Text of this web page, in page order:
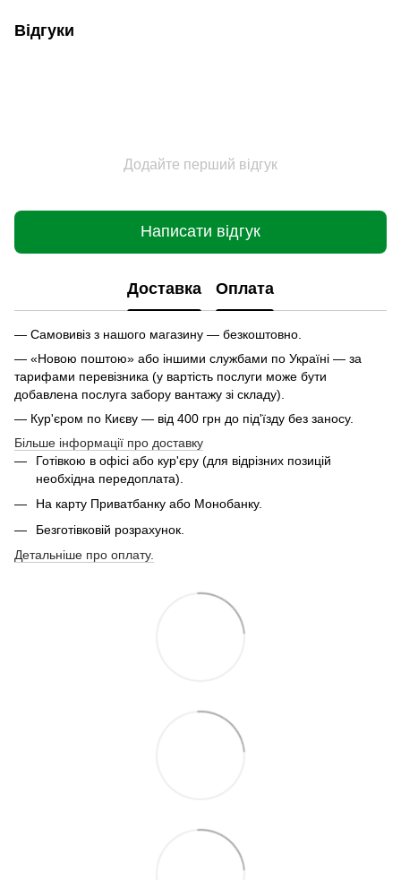
Відгуки
Додайте перший відгук
Написати відгук
Доставка Оплата
— Самовивіз з нашого магазину — безкоштовно.
— «Новою поштою» або іншими службами по Україні — за
тарифами перевізника (у вартість послуги може бути
добавлена послуга забору вантажу зі складу).
— Кур'єром по Києву — від 400 грн до під'їзду без заносу.
Більше інформації про доставку
Готівкою в офісі або кур'єру (для відрізних позицій
необхідна передоплата).
На карту Приватбанку або Монобанку.
Безготівковій розрахунок.
Детальніше про оплату.